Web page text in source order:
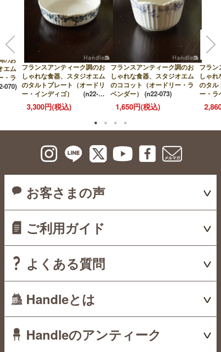
のお
エム
・ラ
070)
フランスアンティーク調のお
しゃれな食器、スタジオエム
のタルトプレート（オードリ
ー・インディゴ）
(n22-
072)
3,300円(税込)
フランスアンティーク調のお
しゃれな食器、スタジオエム
のココット（オードリー・ラ
ベンダー） (n22-073)
1,650円(税込)
フラン
しゃ
のタル
ー・
お客さまの声
ご利用ガイド
よくある質問
Handleとは
Handleのアンティーク